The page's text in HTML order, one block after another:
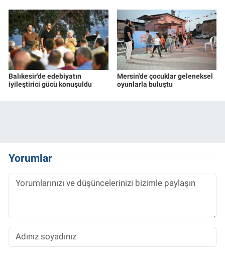
Balıkesir'de edebiyatın
iyileştirici gücü konuşuldu
Mersin'de çocuklar geleneksel
oyunlarla buluştu
Yorumlar